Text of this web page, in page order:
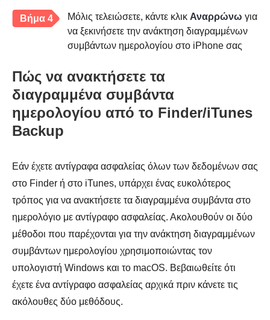
Βήμα 4 Μόλις τελειώσετε, κάντε κλικ Αναρρώνω για
να ξεκινήσετε την ανάκτηση διαγραμμένων
συμβάντων ημερολογίου στο iPhone σας
Πώς να ανακτήσετε τα
διαγραμμένα συμβάντα
ημερολογίου από το Finder/iTunes
Backup
Εάν έχετε αντίγραφα ασφαλείας όλων των δεδομένων σας
στο Finder ή στο iTunes, υπάρχει ένας ευκολότερος
τρόπος για να ανακτήσετε τα διαγραμμένα συμβάντα στο
ημερολόγιο με αντίγραφο ασφαλείας. Ακολουθούν οι δύο
μέθοδοι που παρέχονται για την ανάκτηση διαγραμμένων
συμβάντων ημερολογίου χρησιμοποιώντας τον
υπολογιστή Windows και το macOS. Βεβαιωθείτε ότι
έχετε ένα αντίγραφο ασφαλείας αρχικά πριν κάνετε τις
ακόλουθες δύο μεθόδους.